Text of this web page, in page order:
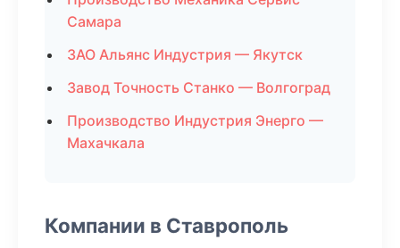
Самара
ЗАО Альянс Индустрия — Якутск
Завод Точность Станко — Волгоград
Производство Индустрия Энерго —
Махачкала
Компании в Ставрополь